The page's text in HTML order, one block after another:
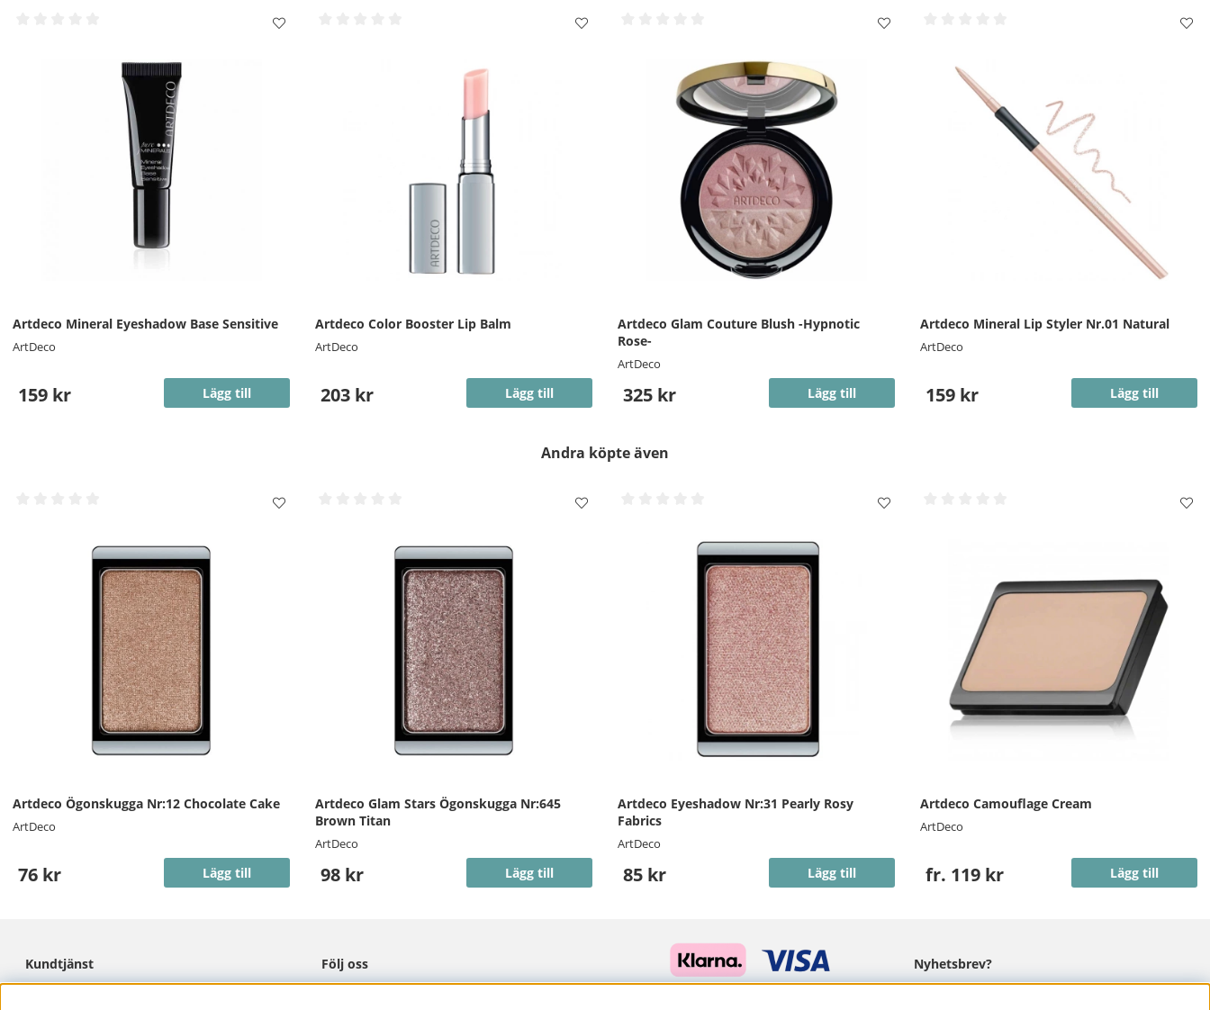
Artdeco Mineral Eyeshadow Base Sensitive
ArtDeco
159 kr Lägg till
Artdeco Color Booster Lip Balm
ArtDeco
203 kr Lägg till
Artdeco Glam Couture Blush -Hypnotic
Rose-
ArtDeco
325 kr Lägg till
Artdeco Mineral Lip Styler Nr.01 Natural
ArtDeco
159 kr Lägg till
Andra köpte även
Artdeco Ögonskugga Nr:12 Chocolate Cake
ArtDeco
76 kr Lägg till
Artdeco Glam Stars Ögonskugga Nr:645
Brown Titan
ArtDeco
98 kr Lägg till
Artdeco Eyeshadow Nr:31 Pearly Rosy
Fabrics
ArtDeco
85 kr Lägg till
Artdeco Camouflage Cream
ArtDeco
fr. 119 kr Lägg till
Kundtjänst Följ oss
Nyhetsbrev?